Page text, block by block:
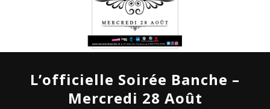
L’officielle Soirée Banche –
Mercredi 28 Août